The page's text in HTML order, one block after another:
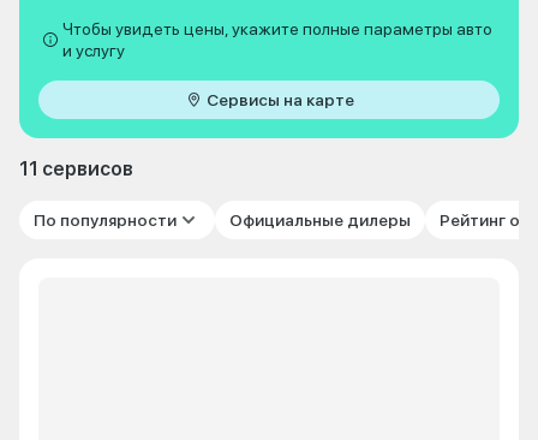
Чтобы увидеть цены, укажите полные параметры авто
и услугу
Сервисы на карте
11 сервисов
По популярности Официальные дилеры Рейтинг